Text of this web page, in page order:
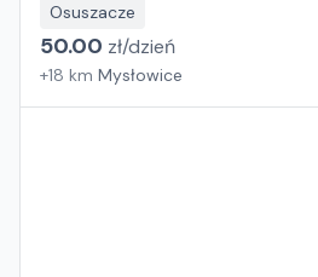
Osuszacze
50.00 zł/dzień
+18 km Mysłowice